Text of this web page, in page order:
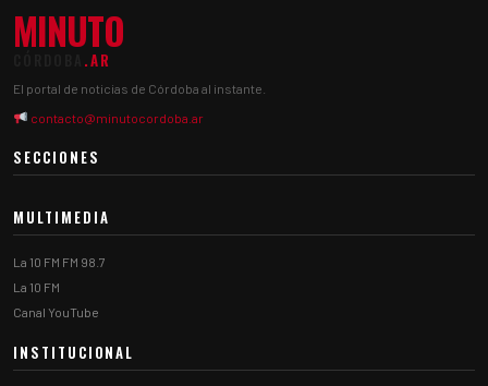
MINUTO
.AR
El portal de noticias de Córdoba al instante.
contacto@minutocordoba.ar
SECCIONES
MULTIMEDIA
La 10 FM FM 98.7
La 10 FM
Canal YouTube
INSTITUCIONAL